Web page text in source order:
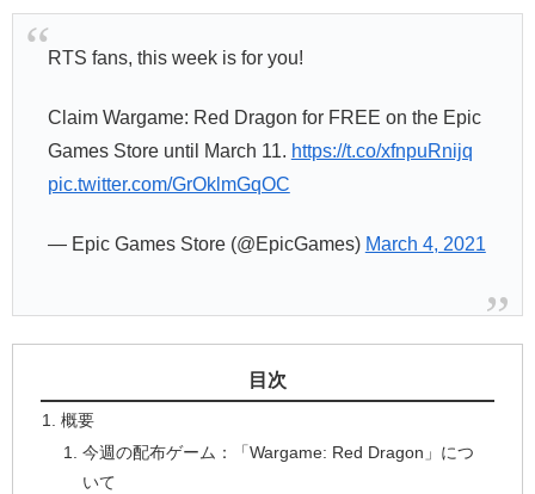
RTS fans, this week is for you!
Claim Wargame: Red Dragon for FREE on the Epic
Games Store until March 11. https://t.co/xfnpuRnijq
pic.twitter.com/GrOklmGqOC
— Epic Games Store (@EpicGames) March 4, 2021
目次
概要
今週の配布ゲーム：「Wargame: Red Dragon」につ
いて